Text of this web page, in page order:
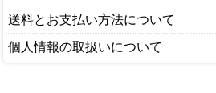
送料とお支払い方法について
個人情報の取扱いについて